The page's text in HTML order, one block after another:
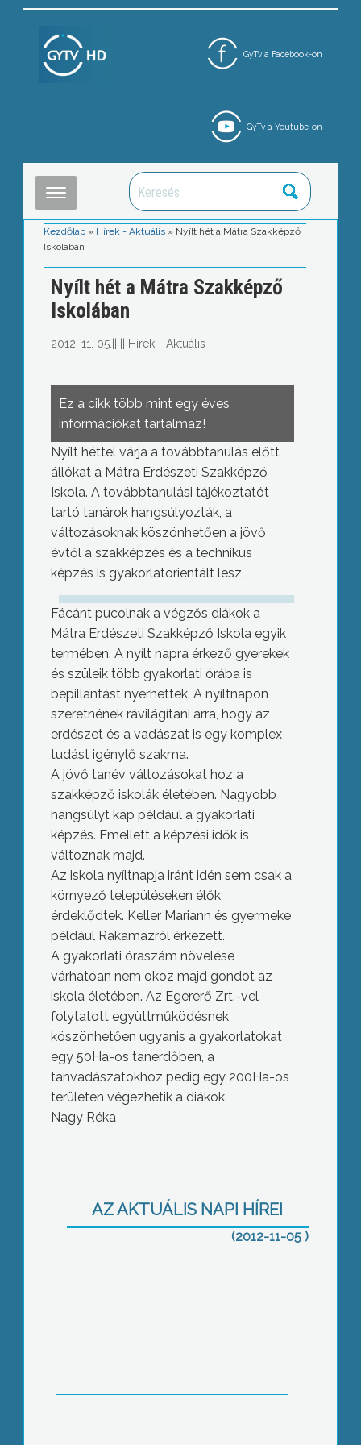
GyTv a Facebook-on
GyTv a Youtube-on
Kezdőlap » Hírek - Aktuális » Nyílt hét a Mátra Szakképző
Iskolában
Nyílt hét a Mátra Szakképző
Iskolában
2012. 11. 05. Hírek - Aktuális
Ez a cikk több mint egy éves
információkat tartalmaz!
Nyílt héttel várja a továbbtanulás előtt
állókat a Mátra Erdészeti Szakképző
Iskola. A továbbtanulási tájékoztatót
tartó tanárok hangsúlyozták, a
változásoknak köszönhetően a jövő
évtől a szakképzés és a technikus
képzés is gyakorlatorientált lesz.
Fácánt pucolnak a végzős diákok a
Mátra Erdészeti Szakképző Iskola egyik
termében. A nyílt napra érkező gyerekek
és szüleik több gyakorlati órába is
bepillantást nyerhettek. A nyíltnapon
szeretnének rávilágítani arra, hogy az
erdészet és a vadászat is egy komplex
tudást igénylő szakma.
A jövő tanév változásokat hoz a
szakképző iskolák életében. Nagyobb
hangsúlyt kap például a gyakorlati
képzés. Emellett a képzési idők is
változnak majd.
Az iskola nyíltnapja iránt idén sem csak a
környező településeken élők
érdeklődtek. Keller Mariann és gyermeke
például Rakamazról érkezett.
A gyakorlati óraszám növelése
várhatóan nem okoz majd gondot az
iskola életében. Az Egererő Zrt.-vel
folytatott együttműködésnek
köszönhetően ugyanis a gyakorlatokat
egy 50Ha-os tanerdőben, a
tanvadászatokhoz pedig egy 200Ha-os
területen végezhetik a diákok.
Nagy Réka
AZ AKTUÁLIS NAPI HÍREI
(2012-11-05 )